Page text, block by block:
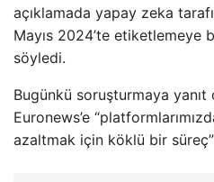
açıklamada yapay zeka
Mayıs 2024’te etiketlemeye
söyledi.
Bugünkü soruşturmaya
Euronews’e
azaltmak için köklü bir